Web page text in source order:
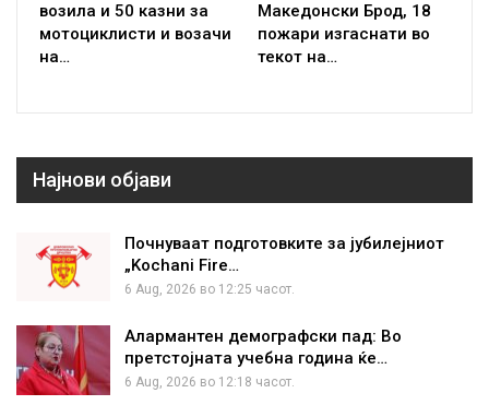
возила и 50 казни за
мотоциклисти и возачи
на…
Македонски Брод, 18
пожари изгаснати во
текот на…
Најнови објави
Почнуваат подготовките за јубилејниот
„Kochani Fire…
6 Aug, 2026 во 12:25 часот.
Алармантен демографски пад: Во
претстојната учебна година ќе…
6 Aug, 2026 во 12:18 часот.